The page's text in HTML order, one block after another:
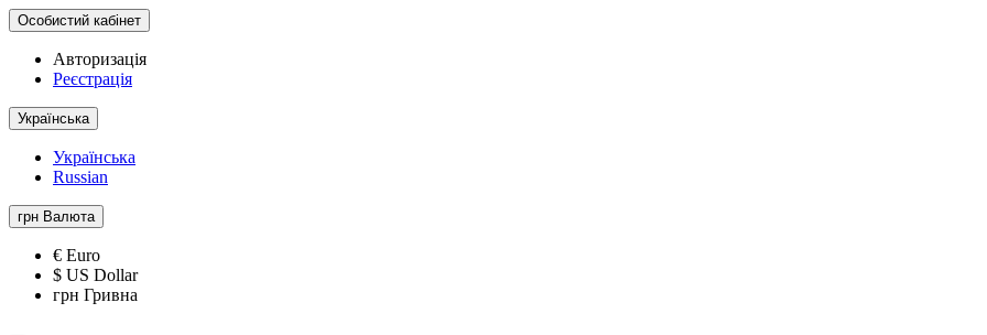
Особистий кабінет
Авторизація
Реєстрація
Українська
Українська
Russian
грн Валюта
€ Euro
$ US Dollar
грн Гривна